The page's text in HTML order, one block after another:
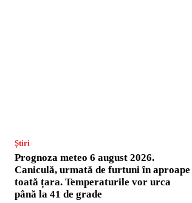
Știri
Prognoza meteo 6 august 2026.
Caniculă, urmată de furtuni în aproape
toată țara. Temperaturile vor urca
până la 41 de grade